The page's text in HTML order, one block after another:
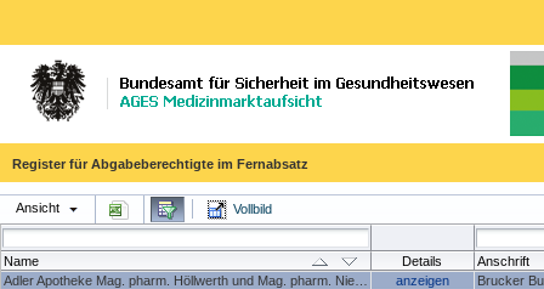
Register für Abgabeberechtigte im Fernabsatz
Ansicht Vollbild
Name Details
Anschrift
anzeigen
Brucker